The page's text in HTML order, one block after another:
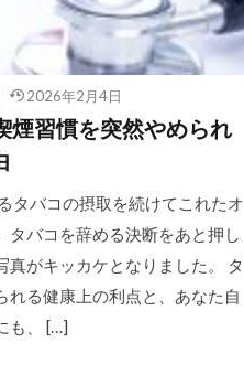
2026年2月4日
煙習慣を突然やめられ
タバコの摂取を続けてこれたオ
タバコを辞める決断をあと押し
真がキッカケとなりました。 タ
れる健康上の利点と、あなた自
も、 […]